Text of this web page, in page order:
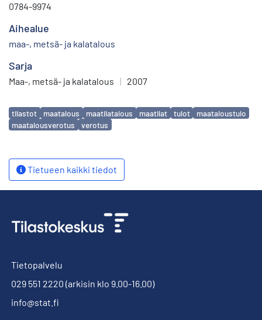
0784-9974
Aihealue
maa-, metsä- ja kalatalous
Sarja
Maa-, metsä- ja kalatalous | 2007
Avainsanat
tilastot maatalous maatilatalous maatilat tulot
maataloustulo
maatalousverotus
verotus
Tietueen kaikki tiedot
Tietopalvelu
029 551 2220 (arkisin klo 9.00-16.00)
info@stat.fi